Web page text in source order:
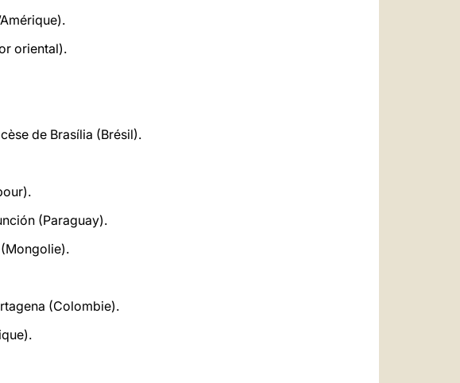
oriental).
de Brasília (Brésil).
(Paraguay).
(Colombie).